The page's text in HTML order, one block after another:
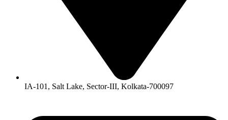
IA-101, Salt Lake, Sector-III, Kolkata-700097